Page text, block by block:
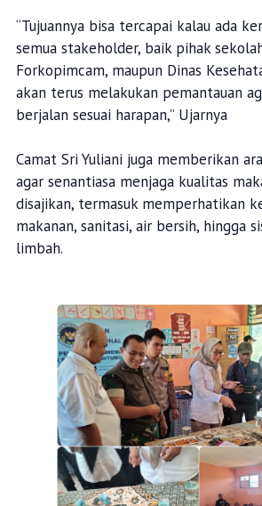
“Tujuannya bisa tercapai kalau ada
semua stakeholder, baik pihak
Forkopimcam, maupun Dinas
akan terus melakukan pemantauan
berjalan sesuai harapan,” Ujarnya
Camat Sri Yuliani juga memberikan
agar senantiasa menjaga kualitas
disajikan, termasuk memperhatikan
makanan, sanitasi, air bersih, hingga
limbah.